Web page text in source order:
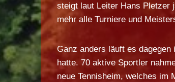
steigt laut Leiter Hans Pletzer
mehr alle Turniere und
Ganz anders läuft es dagegen
hatte. 70 aktive Sportler
neue Tennisheim, welches im